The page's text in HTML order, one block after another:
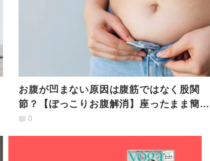
お腹が凹まない原因は腹筋ではなく股関
節？【ぽっこりお腹解消】座ったまま簡単
脚回しエクササイズ
0